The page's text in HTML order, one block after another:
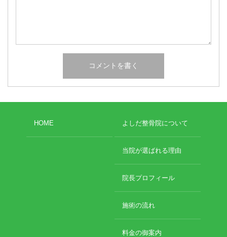
HOME よしだ整骨院について
当院が選ばれる理由
院長プロフィール
施術の流れ
料金の御案内